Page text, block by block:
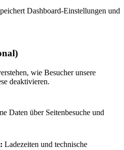
Dashboard-Einstellungen und
wie Besucher unsere
deaktivieren.
Daten über Seitenbesuche und
Ladezeiten und technische